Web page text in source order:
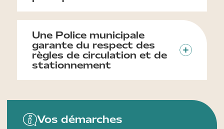
Une Police municipale
garante du respect des
règles de circulation et de
stationnement
Vos démarches